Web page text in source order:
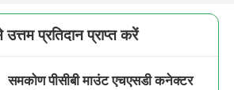
प्रतिदान प्राप्त करें
समकोण पीसीबी माउंट एचएसडी कनेक्टर